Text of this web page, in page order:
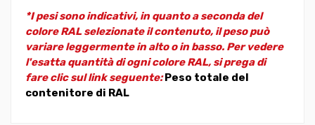
*I pesi sono indicativi, in quanto a seconda del
colore RAL selezionate il contenuto, il peso può
variare leggermente in alto o in basso. Per vedere
l'esatta quantità di ogni colore RAL, si prega di
fare clic sul link seguente:Peso totale del
contenitore di RAL